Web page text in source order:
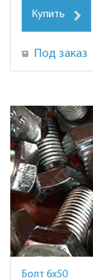
Купить
Под заказ
Болт 6х50